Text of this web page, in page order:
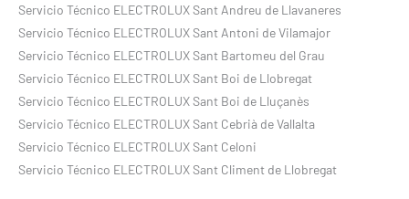
Servicio Técnico ELECTROLUX Sant Andreu de Llavaneres
Servicio Técnico ELECTROLUX Sant Antoni de Vilamajor
Servicio Técnico ELECTROLUX Sant Bartomeu del Grau
Servicio Técnico ELECTROLUX Sant Boi de Llobregat
Servicio Técnico ELECTROLUX Sant Boi de Lluçanès
Servicio Técnico ELECTROLUX Sant Cebrià de Vallalta
Servicio Técnico ELECTROLUX Sant Celoni
Servicio Técnico ELECTROLUX Sant Climent de Llobregat